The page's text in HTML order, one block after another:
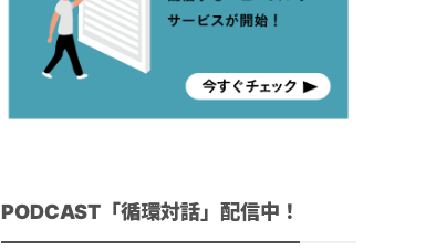
PODCAST「循環対話」配信中！